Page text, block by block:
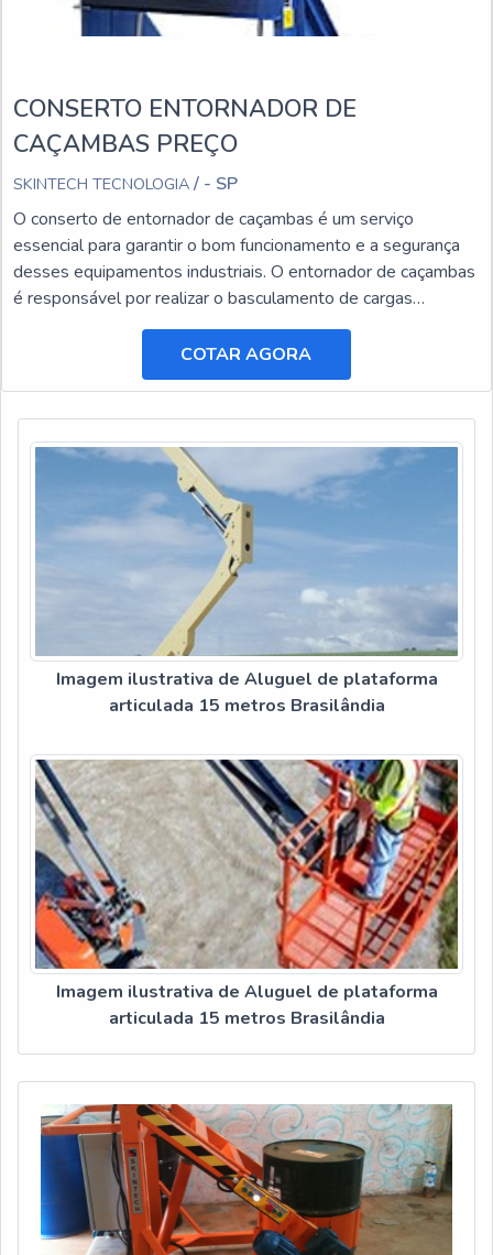
CONSERTO ENTORNADOR DE
CAÇAMBAS PREÇO
SKINTECH TECNOLOGIA / - SP
O conserto de entornador de caçambas é um serviço
essencial para garantir o bom funcionamento e a segurança
desses equipamentos industriais. O entornador de caçambas
é responsável por realizar o basculamento de cargas
pesadas, facilitando o transporte e a descarga de materiais.
COTAR AGORA
Imagem ilustrativa de Aluguel de plataforma
articulada 15 metros Brasilândia
Imagem ilustrativa de Aluguel de plataforma
articulada 15 metros Brasilândia